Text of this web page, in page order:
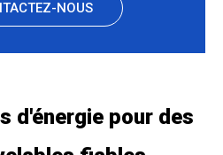
NOUS
d'énergie pour des